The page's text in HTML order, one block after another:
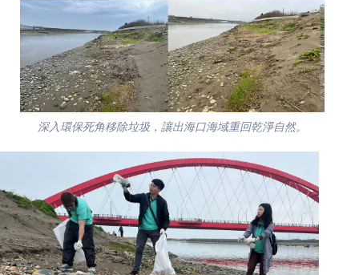
深入環保死角移除垃圾，讓出海口海域重回乾淨自然。